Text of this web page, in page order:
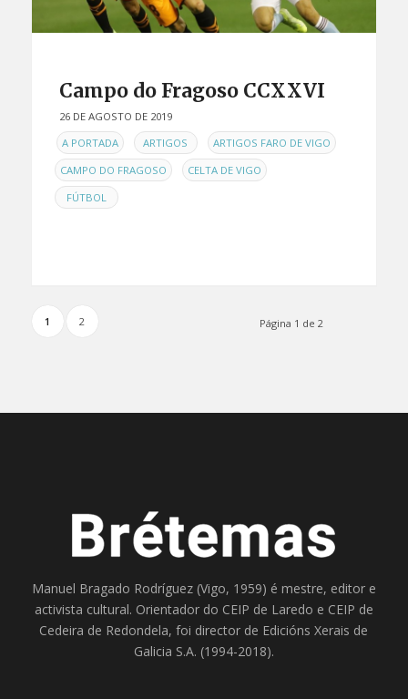
Campo do Fragoso CCXXVI
26 DE AGOSTO DE 2019
ENA PORTADA , ARTIGOS , ARTIGOS FARO DE VIGO ,
CAMPO DO FRAGOSO , CELTA DE VIGO ,
FÚTBOL
Página 1 de 2
1 2
Manuel Bragado Rodríguez (Vigo, 1959) é mestre, editor e
activista cultural. Orientador do CEIP de Laredo e CEIP de
Cedeira de Redondela, foi director de Edicións Xerais de
Galicia S.A. (1994-2018).